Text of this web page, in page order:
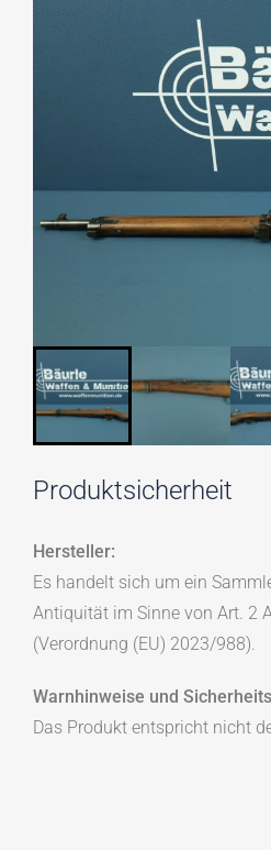
Produktsicherheit
Hersteller:
Es handelt sich um ein
Antiquität im Sinne von Art. 2
(Verordnung (EU) 2023/988).
Warnhinweise und
Das Produkt entspricht nicht